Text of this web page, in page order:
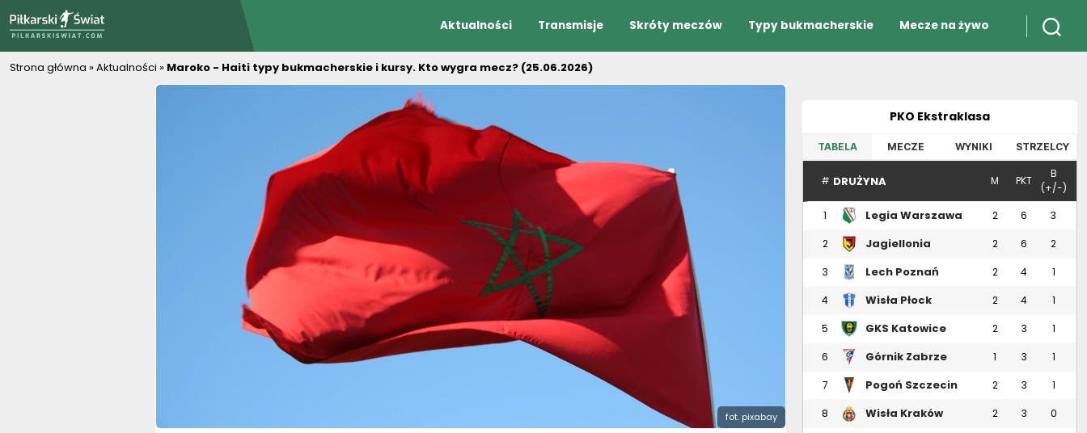
Aktualności Transmisje Skróty meczów Typy bukmacherskie Mecze na żywo
Strona główna »Aktualności » Maroko - Haiti typy bukmacherskie i kursy. Kto wygra mecz? (25.06.2026)
fot. pixabay
PKO Ekstraklasa
TABELA MECZE WYNIKI STRZELCY
# DRUŻYNA M PKT
B
(+/-)
1
Legia Warszawa 2 6 3
2
Jagiellonia
2 6 2
3 Lech Poznań 2 4 1
4 Wisła Płock 2 4 1
5 GKS Katowice 2 3 1
6 Górnik Zabrze 1 3 1
7 Pogoń Szczecin 2 3 1
8 Wisła Kraków 2 3 0